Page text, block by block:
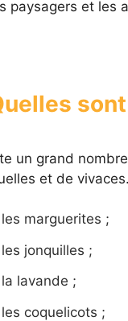
paysagers et les
un grand
et de
les marguerites ;
les jonquilles ;
la lavande ;
les coquelicots ;